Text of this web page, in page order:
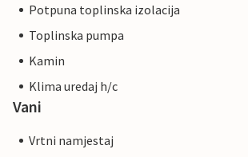
Potpuna toplinska izolacija
Toplinska pumpa
Kamin
Klima uredaj h/c
Vani
Vrtni namjestaj